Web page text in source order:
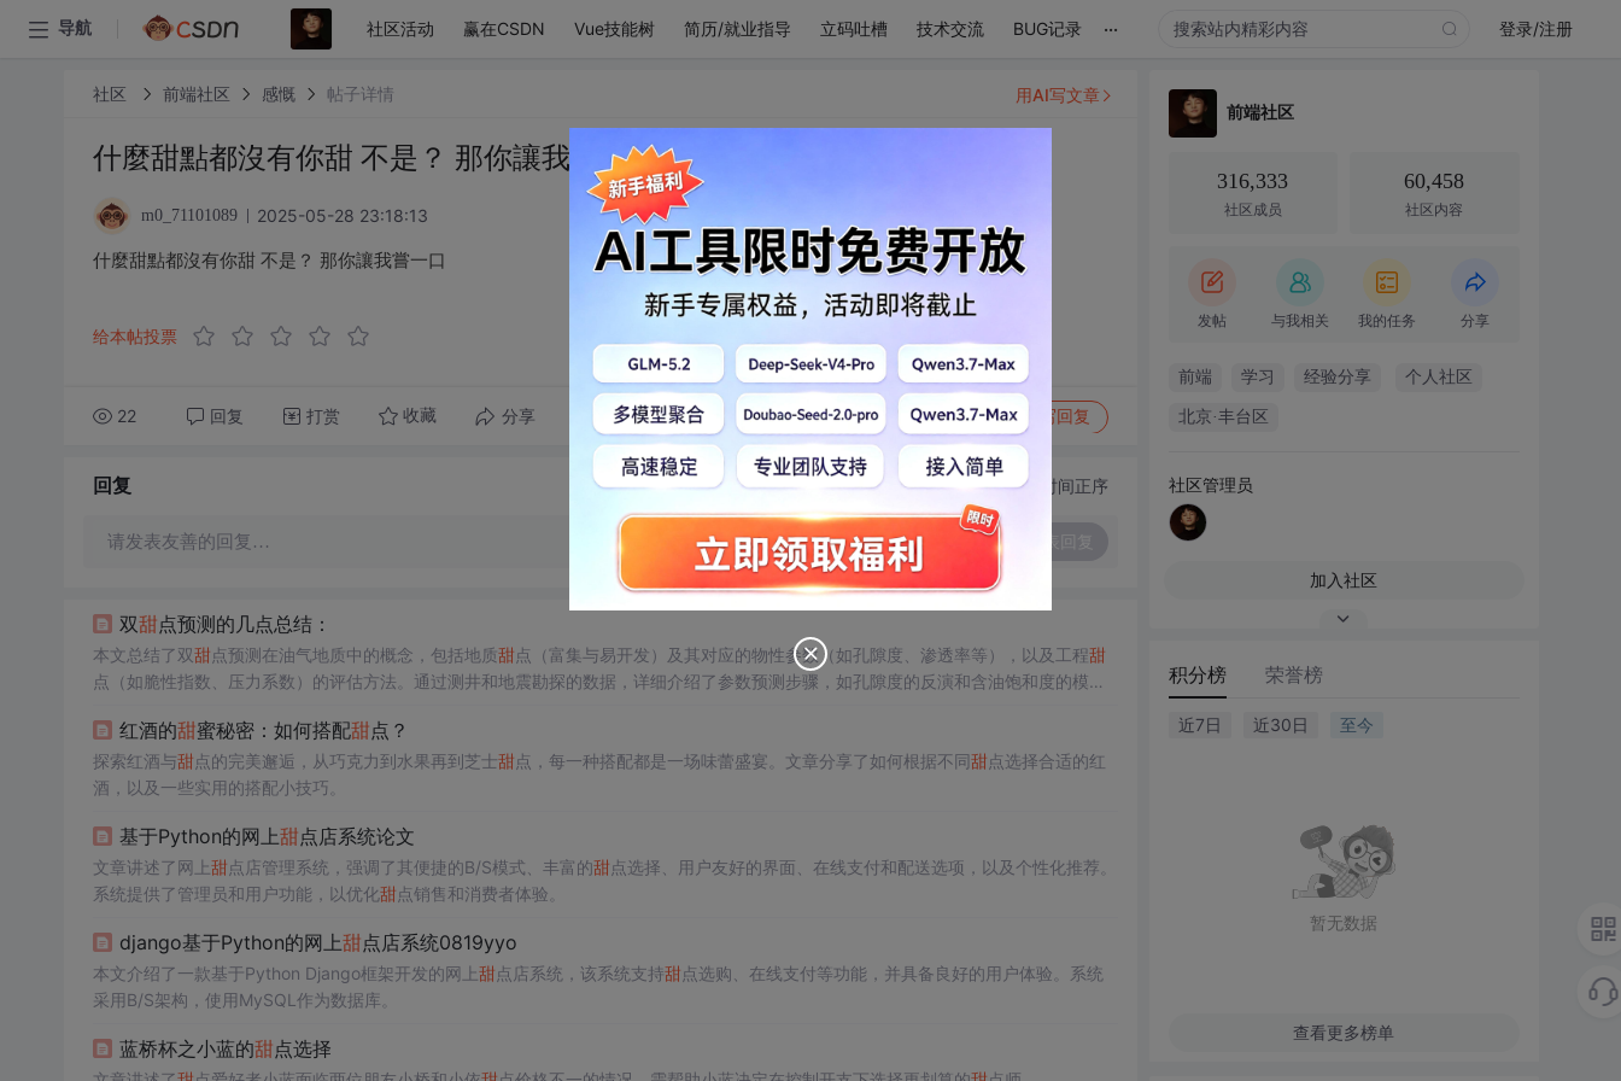
导航 社区活动 赢在CSDN Vue技能树 简历/就业指导 立码吐槽 技术交流 BUG记录 ... 登录/注册
社区 前端社区 感慨 帖子详情
什麼甜點都沒有你甜 不是？ 那你讓我嘗一口
m0_71101089 2025-05-28 23:18:13
什麼甜點都沒有你甜 不是？ 那你讓我嘗一口
给本帖投票
22 回复 打赏 收藏 分享 转发到动态 举报 写回复
用AI写文章
回复 切换为时间正序
请发表友善的回复…
双甜点预测的几点总结：
本文总结了双甜点预测在油气地质中的概念，包括地质甜点（富集与易开发）及其对应的物性参数（如孔隙度、渗透率等），以及工程甜
点（如脆性指数、压力系数）的评估方法。通过测井和地震勘探的数据，详细介绍了参数预测步骤，如孔隙度的反演和含油饱和度的模型
红酒的甜蜜秘密：如何搭配甜点？
探索红酒与甜点的完美邂逅，从巧克力到水果再到芝士甜点，每一种搭配都是一场味蕾盛宴。文章分享了如何根据不同甜点选择合适的红
酒，以及一些实用的搭配小技巧。
基于Python的网上甜点店系统论文
文章讲述了网上甜点店管理系统，强调了其便捷的B/S模式、丰富的甜点选择、用户友好的界面、在线支付和配送选项，以及个性化推荐。
系统提供了管理员和用户功能，以优化甜点销售和消费者体验。
django基于Python的网上甜点店系统0819yyo
本文介绍了一款基于Python Django框架开发的网上甜点店系统，该系统支持甜点选购、在线支付等功能，并具备良好的用户体验。系统
采用B/S架构，使用MySQL作为数据库。
蓝桥杯之小蓝的甜点选择
前端社区
316,333
社区成员
60,458
社区内容
发帖 与我相关 我的任务 分享
前端 学习 经验分享 个人社区
北京·丰台区
社区管理员
加入社区
积分榜 荣誉榜
近7日 近30日 至今
暂无数据
查看更多榜单